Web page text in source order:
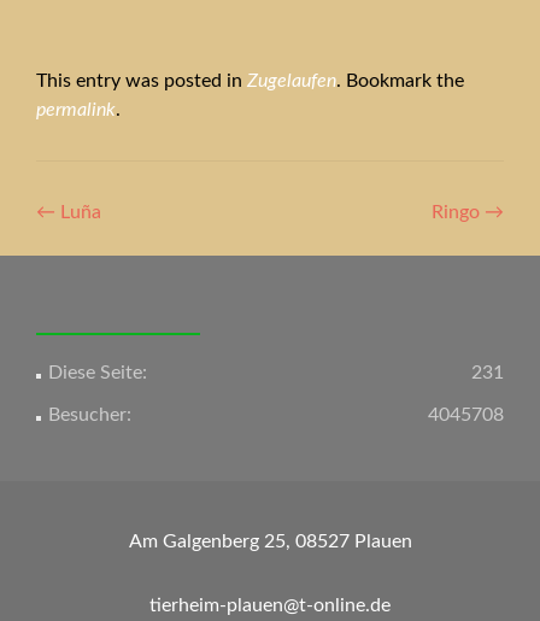
This entry was posted in Zugelaufen. Bookmark the
permalink.
Artikel-
Navigation
← Luña Ringo →
231
Diese Seite:
4045708
Besucher:
Am Galgenberg 25, 08527 Plauen
tierheim-plauen@t-online.de